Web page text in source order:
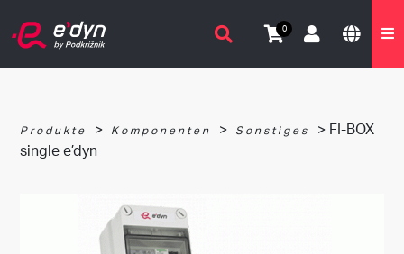
0
Produkte > Komponenten > Sonstiges
> FI-BOX
single e’dyn